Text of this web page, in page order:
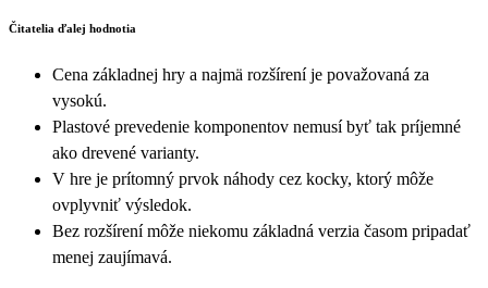
Čitatelia ďalej hodnotia
Cena základnej hry a najmä rozšírení je považovaná za
vysokú.
Plastové prevedenie komponentov nemusí byť tak príjemné
ako drevené varianty.
V hre je prítomný prvok náhody cez kocky, ktorý môže
ovplyvniť výsledok.
Bez rozšírení môže niekomu základná verzia časom pripadať
menej zaujímavá.